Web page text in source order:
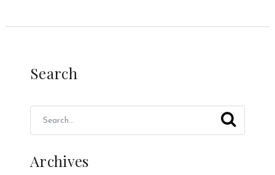
Search
Archives